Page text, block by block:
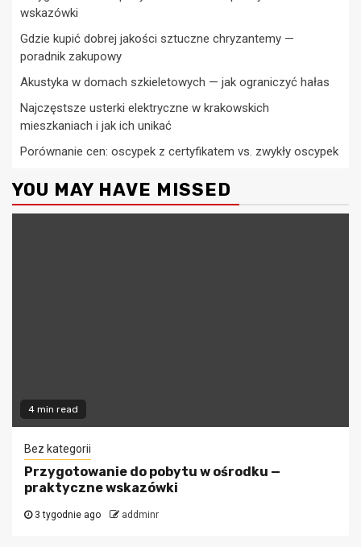
wskazówki
Gdzie kupić dobrej jakości sztuczne chryzantemy —
poradnik zakupowy
Akustyka w domach szkieletowych — jak ograniczyć hałas
Najczęstsze usterki elektryczne w krakowskich
mieszkaniach i jak ich unikać
Porównanie cen: oscypek z certyfikatem vs. zwykły oscypek
YOU MAY HAVE MISSED
4 min read
Bez kategorii
Przygotowanie do pobytu w ośrodku —
praktyczne wskazówki
3 tygodnie ago addminr